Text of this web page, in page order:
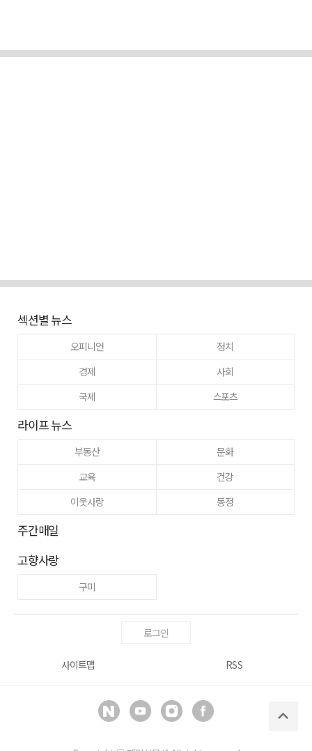
섹션별 뉴스
오피니언
정치
경제
사회
국제
스포츠
라이프 뉴스
부동산
문화
교육
건강
이웃사랑
동정
주간매일
고향사랑
구미
로그인
사이트맵 RSS